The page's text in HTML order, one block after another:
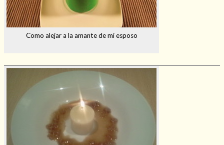
Como alejar a la amante de mi esposo